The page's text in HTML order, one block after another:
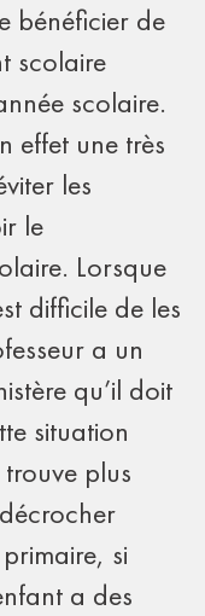
bénéficier de
scolaire
scolaire.
effet une très
les
le
Lorsque
difficile de les
a un
qu’il doit
situation
plus
si
a des